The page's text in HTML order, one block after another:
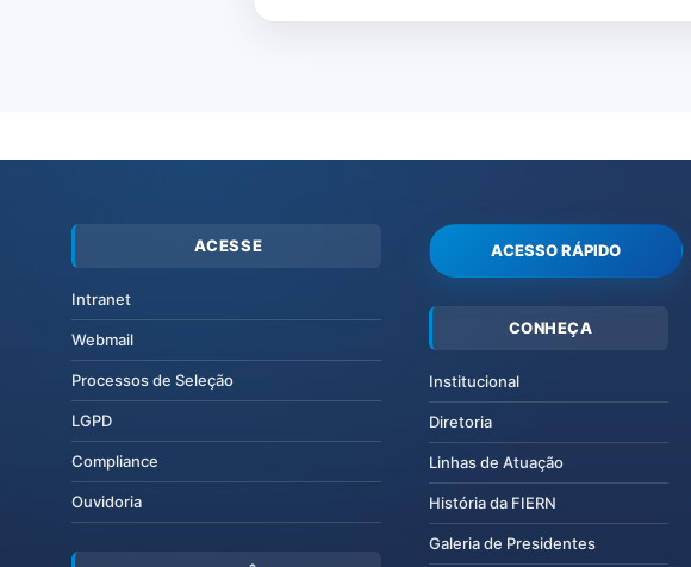
ACESSE
Intranet
Webmail
Processos de Seleção
LGPD
Compliance
Ouvidoria
ACESSO RÁPIDO
CONHEÇA
Institucional
Diretoria
Linhas de Atuação
História da FIERN
Galeria de Presidentes